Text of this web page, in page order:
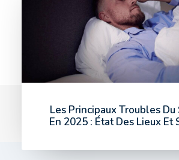
Les Principaux Troubles
En 2025 : État Des Lieux Et